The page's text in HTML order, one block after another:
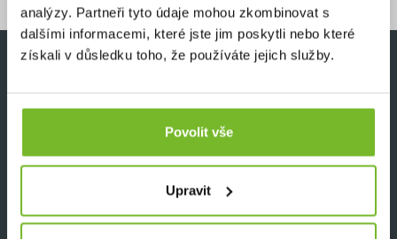
analýzy. Partneři tyto údaje mohou zkombinovat s
dalšími informacemi, které jste jim poskytli nebo které
získali v důsledku toho, že používáte jejich služby.
Povolit vše
Upravit
Slevové a dárkové poukazy
Vrácení zboží a reklamace
Nejčastější otázky